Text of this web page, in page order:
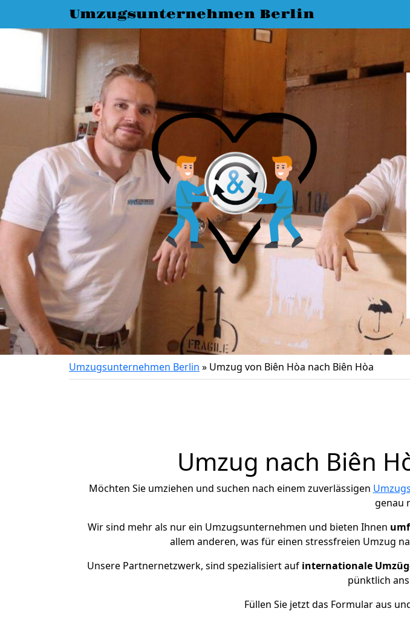
Umzugsunternehmen Berlin
Umzugsunternehmen Berlin » Umzug von Biên Hòa nach Biên Hòa
Umzug nach Biên
Möchten Sie umziehen und suchen nach einem zuverlässigen
genau
Wir sind mehr als nur ein Umzugsunternehmen und bieten Ihnen
allem anderen, was für einen stressfreien Umzug
Unsere Partnernetzwerk, sind spezialisiert auf internationale
pünktlich
Füllen Sie jetzt das Formular aus